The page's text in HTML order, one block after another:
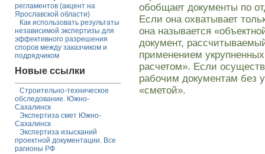
регламентов (акцент на
Ярославской области)
Как использовать результаты
независимой экспертизы для
эффективного разрешения
споров между заказчиком и
подрядчиком
Новые ссылки
Строительно-техническое
обследование. Южно-
Сахалинск
Экспертиза смет Южно-
Сахалинск
Экспертиза изысканий
проектной документации. Все
рагионы РФ
обобщает документы по
Если она охватывает
она называется
документ,
применением
расчетом». Если
рабочим документам без
«сметой».